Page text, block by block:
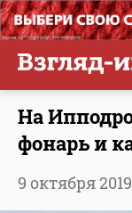
На
фонарь и
9 октября